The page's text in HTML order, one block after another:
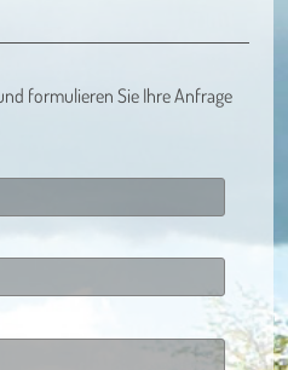
formulieren Sie Ihre Anfrage